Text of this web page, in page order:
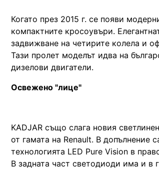
Когато през 2015 г. се появи
компактните кросоувъри.
задвижване на четирите колела и
Тази пролет моделът идва на
дизелови двигатели.
Освежено "лице"
KADJAR също слага новия
от гамата на Renault. В допълнение
технологията LED Pure Vision в
В задната част светодиоди има и в